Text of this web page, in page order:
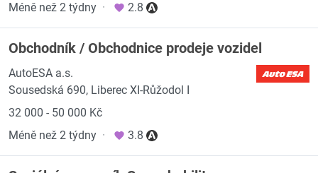
Méně než 2 týdny · 2.8
Obchodník / Obchodnice prodeje vozidel
AutoESA a.s.
Sousedská 690, Liberec XI-Růžodol I
32 000 - 50 000 Kč
Méně než 2 týdny · 3.8